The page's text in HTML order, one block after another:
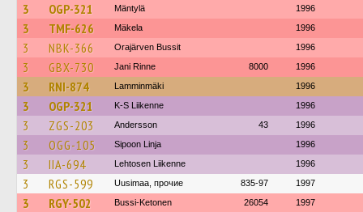
3 OGP-321 Mäntylä 1996
3 TMF-626 Mäkela 1996
3 NBK-366 Orajärven Bussit 1996
3 GBX-730 Jani Rinne 8000 1996
3 RNI-874 Lamminmäki 1996
3 OGP-321 K-S Liikenne 1996
3 ZGS-203 Andersson 43 1996
3 OGG-105 Sipoon Linja 1996
3 IIA-694 Lehtosen Liikenne 1996
3 RGS-599 Uusimaa, прочие 835-97 1997
3 RGY-502 Bussi-Ketonen 26054 1997